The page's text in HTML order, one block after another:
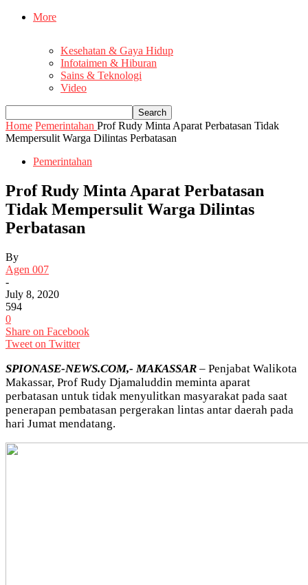
More
Kesehatan & Gaya Hidup
Infotaimen & Hiburan
Sains & Teknologi
Video
Home Pemerintahan Prof Rudy Minta Aparat Perbatasan Tidak
Mempersulit Warga Dilintas Perbatasan
Pemerintahan
Prof Rudy Minta Aparat Perbatasan
Tidak Mempersulit Warga Dilintas
Perbatasan
By
Agen 007
-
July 8, 2020
594
0
Share on Facebook
Tweet on Twitter
SPIONASE-NEWS.COM,- MAKASSAR – Penjabat Walikota
Makassar, Prof Rudy Djamaluddin meminta aparat
perbatasan untuk tidak menyulitkan masyarakat pada saat
penerapan pembatasan pergerakan lintas antar daerah pada
hari Jumat mendatang.